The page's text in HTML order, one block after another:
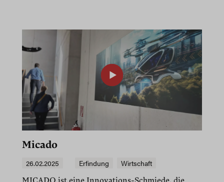
Play Mute PIPEnter
Micado
26.02.2025 Erfindung
Wirtschaft